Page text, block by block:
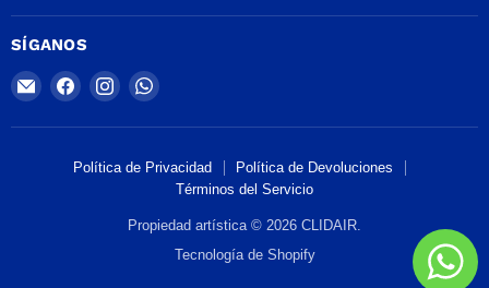
SÍGANOS
Encuéntrenos
Correo
Encuéntrenos
Facebook
Encuéntrenos
Instagram
Encuéntrenos
WhatsApp
Política de Privacidad
Política de Devoluciones
Términos del Servicio
Propiedad artística © 2026 CLIDAIR.
Tecnología de Shopify